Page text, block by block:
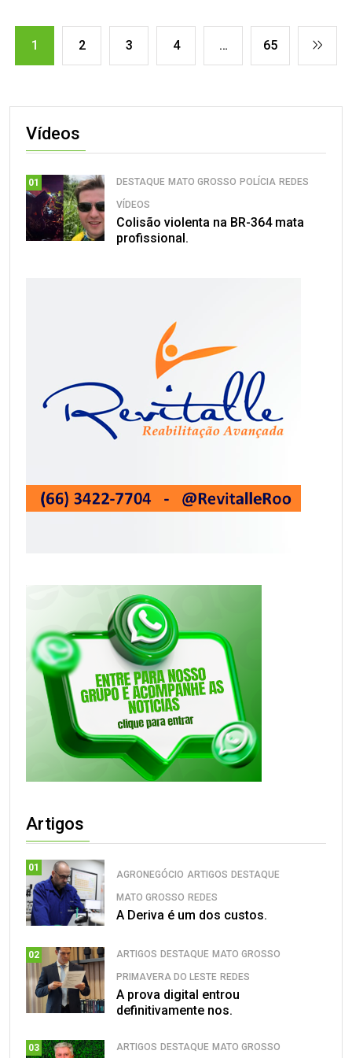
1 2 3 4 … 65
Vídeos
01 DESTAQUE MATO GROSSO POLÍCIA REDES
VÍDEOS
Colisão violenta na BR-364 mata
profissional.
Artigos
01
AGRONEGÓCIO ARTIGOS DESTAQUE
MATO GROSSO REDES
A Deriva é um dos custos.
02 ARTIGOS DESTAQUE MATO GROSSO
PRIMAVERA DO LESTE REDES
A prova digital entrou
definitivamente nos.
03 ARTIGOS DESTAQUE MATO GROSSO